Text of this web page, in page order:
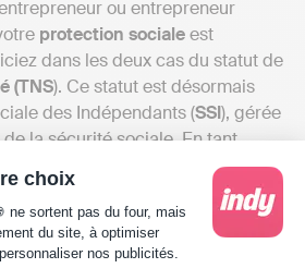
choix
du Consentement :
ne sortent pas du four, mais
du site, à optimiser
nos publicités.
ou entrepreneur
protection socialeest
dans les deux cas du statut de
(TNS). Ce statut est désormais
des Indépendants (SSI), gérée
la sécurité sociale. En tant
vous bénéficiez :
des frais médicaux identiques à
des salariés ;
en cas de maladie ou